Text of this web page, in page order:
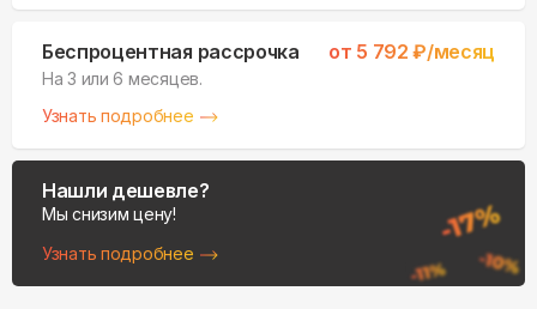
Беспроцентная рассрочка от 5 792 ₽/месяц
На 3 или 6 месяцев.
Узнать подробнее
Нашли дешевле?
Мы снизим цену!
Узнать подробнее